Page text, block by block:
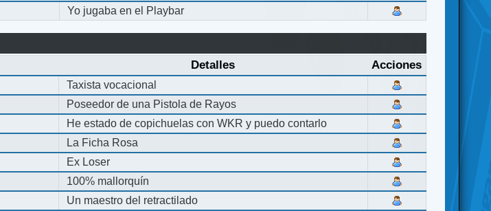
Yo jugaba en el Playbar
Detalles Acciones
Taxista vocacional
Poseedor de una Pistola de Rayos
He estado de copichuelas con WKR y puedo contarlo
La Ficha Rosa
Ex Loser
100% mallorquín
Un maestro del retractilado